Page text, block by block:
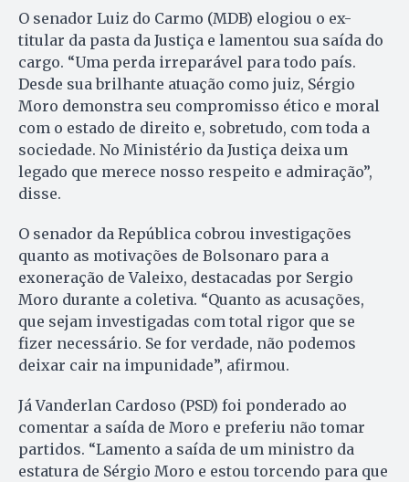
O senador Luiz do Carmo (MDB) elogiou o ex-
titular da pasta da Justiça e lamentou sua saída do
cargo. “Uma perda irreparável para todo país.
Desde sua brilhante atuação como juiz, Sérgio
Moro demonstra seu compromisso ético e moral
com o estado de direito e, sobretudo, com toda a
sociedade. No Ministério da Justiça deixa um
legado que merece nosso respeito e admiração”,
disse.
O senador da República cobrou investigações
quanto as motivações de Bolsonaro para a
exoneração de Valeixo, destacadas por Sergio
Moro durante a coletiva. “Quanto as acusações,
que sejam investigadas com total rigor que se
fizer necessário. Se for verdade, não podemos
deixar cair na impunidade”, afirmou.
Já Vanderlan Cardoso (PSD) foi ponderado ao
comentar a saída de Moro e preferiu não tomar
partidos. “Lamento a saída de um ministro da
estatura de Sérgio Moro e estou torcendo para que